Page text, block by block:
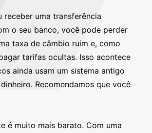
receber uma transferência
o seu banco, você pode perder
taxa de câmbio ruim e, como
tarifas ocultas. Isso acontece
ainda usam um sistema antigo
Recomendamos que você
é muito mais barato. Com uma